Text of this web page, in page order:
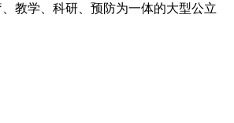
教学、科研、预防为一体的大型公立